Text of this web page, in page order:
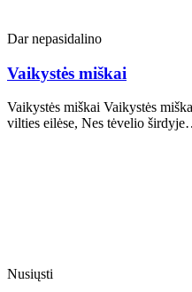
Dar nepasidalino
Vaikystės miškai
Vaikystės miškai Vaikystės
vilties eilėse, Nes tėvelio
Nusiųsti